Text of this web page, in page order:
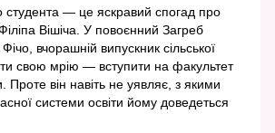
— це яскравий спогад про
Вішіча. У повоєнний Загреб
вчорашній випускник сільської
свою мрію — вступити на факультет
Проте він навіть не уявляє, з якими
системи освіти йому доведеться